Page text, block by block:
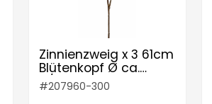
Zinnienzweig x 3 61cm
Blütenkopf Ø ca.
4/9,5cm Farbe:
orange
#207960-300